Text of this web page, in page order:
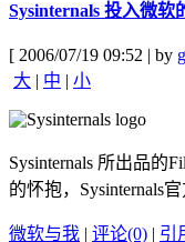
Sysinternals 投入微软
[ 2006/07/19 09:52 | by
大 | 中 | 小
Sysinternals 所出品的
的怀抱，Sysinternals
微软与我 | 评论(0) | 引